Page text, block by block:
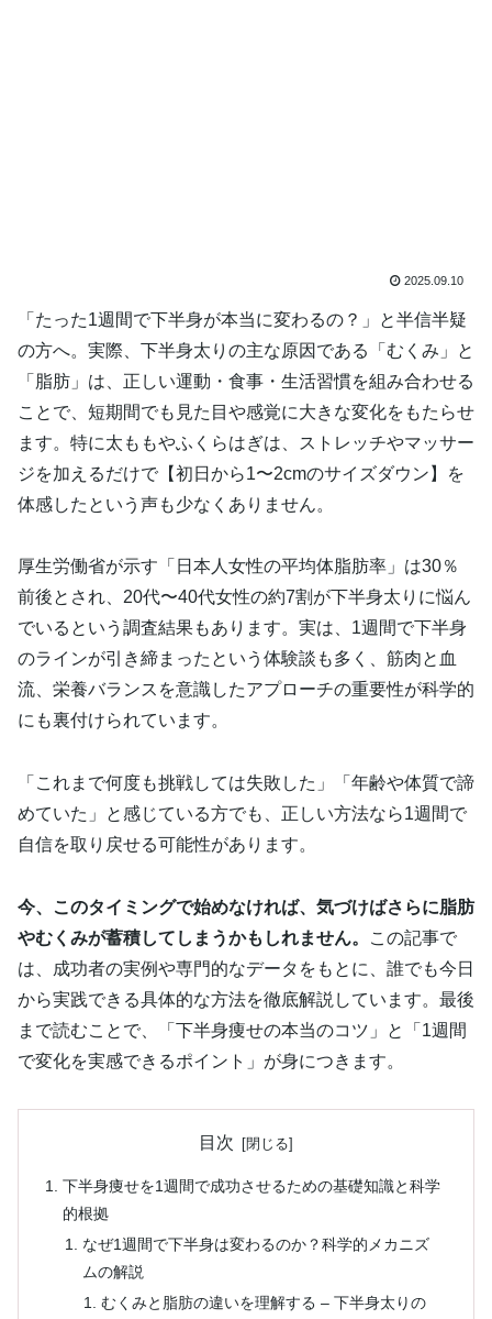
2025.09.10
「たった1週間で下半身が本当に変わるの？」と半信半疑
の方へ。実際、下半身太りの主な原因である「むくみ」と
「脂肪」は、正しい運動・食事・生活習慣を組み合わせる
ことで、短期間でも見た目や感覚に大きな変化をもたらせ
ます。特に太ももやふくらはぎは、ストレッチやマッサー
ジを加えるだけで【初日から1〜2cmのサイズダウン】を
体感したという声も少なくありません。
厚生労働省が示す「日本人女性の平均体脂肪率」は30％
前後とされ、20代〜40代女性の約7割が下半身太りに悩ん
でいるという調査結果もあります。実は、1週間で下半身
のラインが引き締まったという体験談も多く、筋肉と血
流、栄養バランスを意識したアプローチの重要性が科学的
にも裏付けられています。
「これまで何度も挑戦しては失敗した」「年齢や体質で諦
めていた」と感じている方でも、正しい方法なら1週間で
自信を取り戻せる可能性があります。
今、このタイミングで始めなければ、気づけばさらに脂肪
やむくみが蓄積してしまうかもしれません。
この記事で
は、成功者の実例や専門的なデータをもとに、誰でも今日
から実践できる具体的な方法を徹底解説しています。最後
まで読むことで、「下半身痩せの本当のコツ」と「1週間
で変化を実感できるポイント」が身につきます。
目次
下半身痩せを1週間で成功させるための基礎知識と科学
的根拠
なぜ1週間で下半身は変わるのか？科学的メカニズ
ムの解説
むくみと脂肪の違いを理解する – 下半身太りの